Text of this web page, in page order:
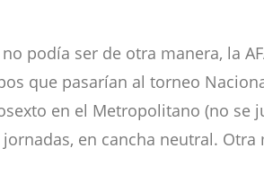
podía ser de otra manera, la
que pasarían al torneo
en el Metropolitano (no se
en cancha neutral.